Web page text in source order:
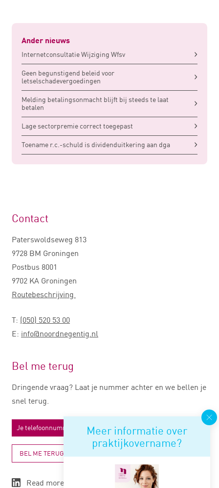
Ander nieuws
Internetconsultatie Wijziging Wfsv
Geen begunstigend beleid voor
letselschadevergoedingen
Melding betalingsonmacht blijft bij steeds te laat
betalen
Lage sectorpremie correct toegepast
Toename r.c.-schuld is dividenduitkering aan dga
Meer informatie over
praktijkovername?
Contact
Paterswoldseweg 813
9728 BM Groningen
Postbus 8001
9702 KA Groningen
Routebeschrijving
T: (050) 520 53 00
E: info@noordnegentig.nl
Bel me terug
Dringende vraag? Laat je nummer achter en we bellen je
snel terug.
BEL ME TERUG
Read more